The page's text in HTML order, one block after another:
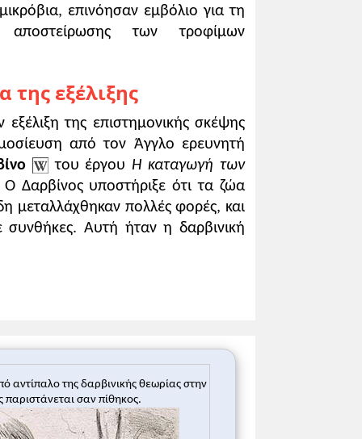
, μτφρ. Α.Κ. Δημητρακόπουλος,
τα όρια της βιολογίας, και σ' αυτό
κατά κανόνα οι σύγχρονοι
βιολογική εξέλιξη, κατάργησε
ή επιστήμες του ανθρώπου. Στο
ως διαδικασία συνεχούς ιστορικής
ποικιλία έμβιων όντων,
στοχαστές στον πειρασμό να
ιστορική αλλαγή και να
[...] συνδύαζε σταθερότητα
[... ] Η βιαιότητα που
ο άνθρωπος, πλασμένος κατ'
να διαλέξουν ανάμεσα στους
κοινό, δηλαδή από τις
επινόησαν εμβόλιο για τη
των τροφίμων
της εξέλιξης
εξέλιξη της επιστημονικής σκέψης
από τον Άγγλο ερευνητή
του έργουΗ καταγωγή των
Δαρβίνος υποστήριξε ότι τα ζώα
μεταλλάχθηκαν πολλές φορές, και
συνθήκες. Αυτή ήταν η δαρβινική
αντίπαλο της δαρβινικής θεωρίας στην
παριστάνεται σαν πίθηκος.